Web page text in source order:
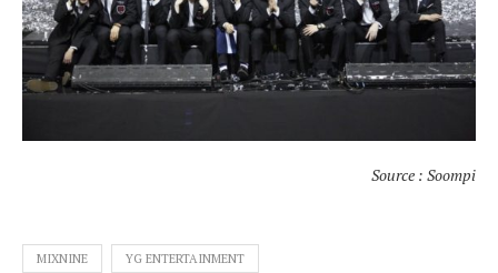
Source : Soompi
MIXNINE YG ENTERTAINMENT